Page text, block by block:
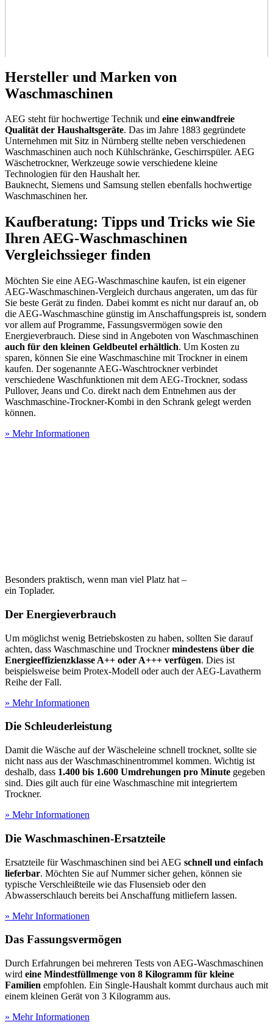
Hersteller und Marken von
Waschmaschinen
AEG steht für hochwertige Technik und eine einwandfreie
Qualität der Haushaltsgeräte. Das im Jahre 1883 gegründete
Unternehmen mit Sitz in Nürnberg stellte neben verschiedenen
Waschmaschinen auch noch Kühlschränke, Geschirrspüler. AEG
Wäschetrockner, Werkzeuge sowie verschiedene kleine
Technologien für den Haushalt her.
Bauknecht, Siemens und Samsung stellen ebenfalls hochwertige
Waschmaschinen her.
Kaufberatung: Tipps und Tricks wie Sie
Ihren AEG-Waschmaschinen
Vergleichssieger finden
Möchten Sie eine AEG-Waschmaschine kaufen, ist ein eigener
AEG-Waschmaschinen-Vergleich durchaus angeraten, um das für
Sie beste Gerät zu finden. Dabei kommt es nicht nur darauf an, ob
die AEG-Waschmaschine günstig im Anschaffungspreis ist, sondern
vor allem auf Programme, Fassungsvermögen sowie den
Energieverbrauch. Diese sind in Angeboten von Waschmaschinen
auch für den kleinen Geldbeutel erhältlich. Um Kosten zu
sparen, können Sie eine Waschmaschine mit Trockner in einem
kaufen. Der sogenannte AEG-Waschtrockner verbindet
verschiedene Waschfunktionen mit dem AEG-Trockner, sodass
Pullover, Jeans und Co. direkt nach dem Entnehmen aus der
Waschmaschine-Trockner-Kombi in den Schrank gelegt werden
können.
» Mehr Informationen
Besonders praktisch, wenn man viel Platz hat –
ein Toplader.
Der Energieverbrauch
Um möglichst wenig Betriebskosten zu haben, sollten Sie darauf
achten, dass Waschmaschine und Trocknermindestens über die
Energieeffizienzklasse A++ oder A+++ verfügen. Dies ist
beispielsweise beim Protex-Modell oder auch der AEG-Lavatherm
Reihe der Fall.
» Mehr Informationen
Die Schleuderleistung
Damit die Wäsche auf der Wäscheleine schnell trocknet, sollte sie
nicht nass aus der Waschmaschinentrommel kommen. Wichtig ist
deshalb, dass 1.400 bis 1.600 Umdrehungen pro Minute gegeben
sind. Dies gilt auch für eine Waschmaschine mit integriertem
Trockner.
» Mehr Informationen
Die Waschmaschinen-Ersatzteile
Ersatzteile für Waschmaschinen sind bei AEG schnell und einfach
lieferbar. Möchten Sie auf Nummer sicher gehen, können sie
typische Verschleißteile wie das Flusensieb oder den
Abwasserschlauch bereits bei Anschaffung mitliefern lassen.
» Mehr Informationen
Das Fassungsvermögen
Durch Erfahrungen bei mehreren Tests von AEG-Waschmaschinen
wird eine Mindestfüllmenge von 8 Kilogramm für kleine
Familien empfohlen. Ein Single-Haushalt kommt durchaus auch mit
einem kleinen Gerät von 3 Kilogramm aus.
» Mehr Informationen